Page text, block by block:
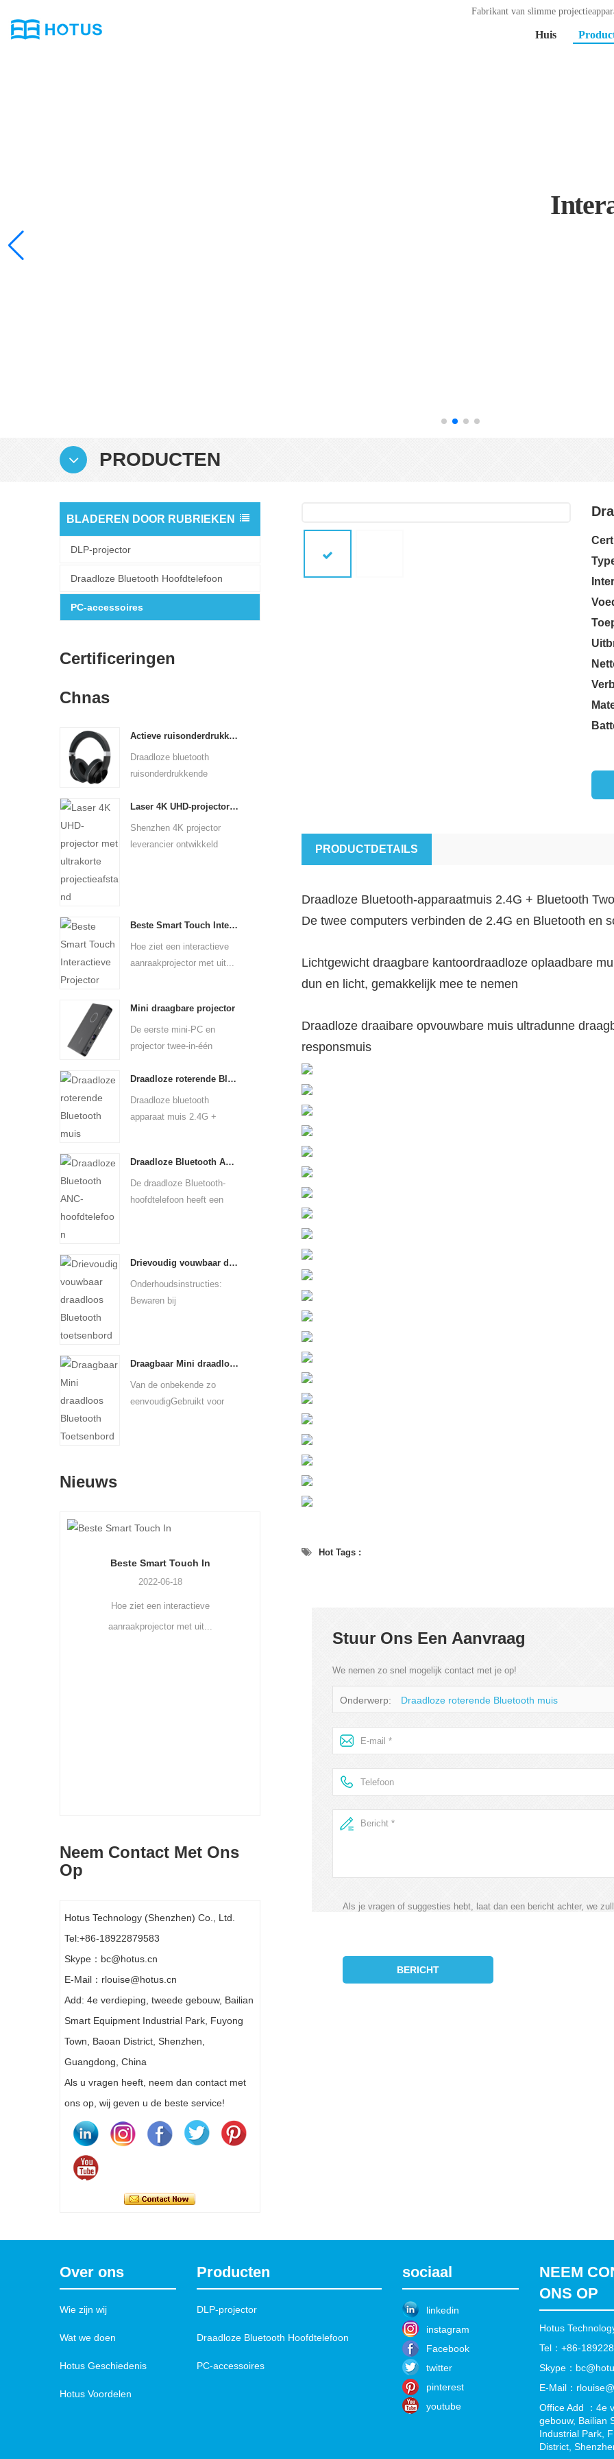
Fabrikant van slimme
Huis
PRODUCTEN
BLADEREN DOOR RUBRIEKEN
DLP-projector
Draadloze Bluetooth Hoofdtelefoon
PC-accessoires
Certificeringen
Chnas
Actieve ruisonderdrukkende hoofdtelefoon
Draadloze bluetooth
ruisonderdrukkende
Laser 4K UHD-projector met ultrakorte projectieafstand
Shenzhen 4K projector
leverancier ontwikkeld
Beste Smart Touch Interactieve Projector
Hoe ziet een interactieve
aanraakprojector met uit...
Mini draagbare projector
De eerste mini-PC en
projector twee-in-één
Draadloze roterende Bluetooth muis
Draadloze bluetooth
apparaat muis 2.4G +
Draadloze Bluetooth ANC-hoofdtelefoon
De draadloze Bluetooth-
hoofdtelefoon heeft een
Drievoudig vouwbaar draadloos Bluetooth toetsenbord
Onderhoudsinstructies:
Bewaren bij
Draagbaar Mini draadloos Bluetooth Toetsenbord
Van de onbekende zo
eenvoudigGebruikt voor
Nieuws
Beste Smart Touch In
Hoe ziet een interactieve
aanraakprojector met uit...
Mini draagbare proje
De eerste mini-PC en projector twee-in-
Bluetooth-hoofdtelef
Bluetooth hoofdte...
Neem Contact Met Ons
Op
Hotus Technology (Shenzhen) Co., Ltd.
Tel:+86-18922879583
Skype：bc@hotus.cn
E-Mail：rlouise@hotus.cn
Add: 4e verdieping, tweede gebouw, Bailian
Smart Equipment Industrial Park, Fuyong
Town, Baoan District, Shenzhen,
Guangdong, China
Als u vragen heeft, neem dan contact met
ons op, wij geven u de beste service!
PRODUCTDETAILS
Draadloze Bluetooth-apparaatmuis 2.4G + Bluetooth
De twee computers verbinden de 2.4G en Bluetooth en
Lichtgewicht draagbare kantoordraadloze oplaadbare
dun en licht, gemakkelijk mee te nemen
Draadloze draaibare opvouwbare muis ultradunne
responsmuis
Hot Tags :
Stuur Ons Een Aanvraag
We nemen zo snel mogelijk contact met je op!
Onderwerp: Draadloze roterende Bluetooth muis
Als je vragen of suggesties hebt, laat dan een bericht achter, we
BERICHT
Over ons
Wie zijn wij
Wat we doen
Hotus Geschiedenis
Hotus Voordelen
Producten
DLP-projector
Draadloze Bluetooth Hoofdtelefoon
PC-accessoires
sociaal
linkedin
instagram
Facebook
twitter
pinterest
youtube
NEEM
ONS OP
Hotus
Tel：+86-
Skype：
E-Mail：
Office Add ：4e
gebouw, Bailian
Industrial Park,
District,